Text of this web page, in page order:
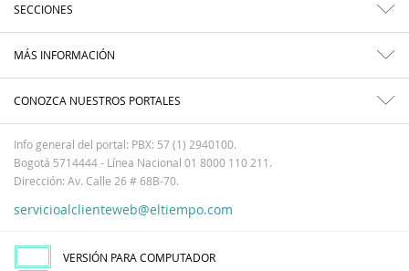
SECCIONES
MÁS INFORMACIÓN
CONOZCA NUESTROS PORTALES
Info general del portal: PBX: 57 (1) 2940100.
Bogotá 5714444 - Línea Nacional 01 8000 110 211.
Dirección: Av. Calle 26 # 68B-70.
servicioalclienteweb@eltiempo.com
VERSIÓN PARA COMPUTADOR